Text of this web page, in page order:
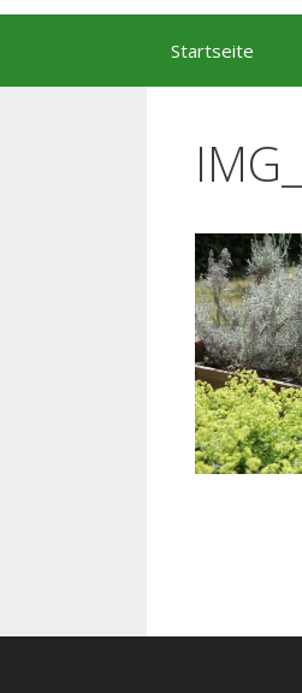
Inhalt
Startseite